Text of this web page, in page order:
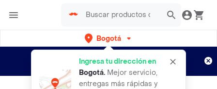
Bogotá
Ingresa tu dirección en
Bogotá. Mejor servicio,
entregas más rápidas y
envíos gratis por semanas
Aplican TyC